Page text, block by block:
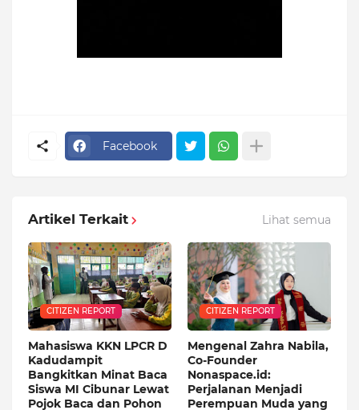
Facebook
Artikel Terkait Lihat semua
CITIZEN REPORT
Mahasiswa KKN LPCR D
Kadudampit
Bangkitkan Minat Baca
Siswa MI Cibunar Lewat
Pojok Baca dan Pohon
CITIZEN REPORT
Mengenal Zahra Nabila,
Co-Founder
Nonaspace.id:
Perjalanan Menjadi
Perempuan Muda yang